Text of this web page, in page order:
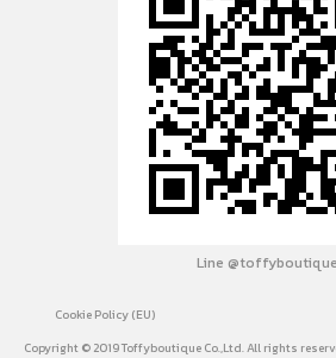
Line @toffyboutique
Cookie Policy (EU)
Copyright © 2019 Toffyboutique Co.,Ltd. All rights